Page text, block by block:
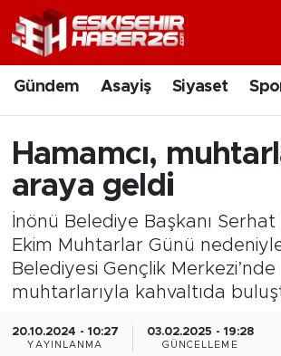
Gündem Asayiş Siyaset
Hamamcı,
araya geldi
İnönü Belediye Başkanı Serhat
Ekim Muhtarlar Günü
Belediyesi Gençlik
muhtarlarıyla kahvaltıda
20.10.2024 - 10:27
YAYINLANMA
03.02.2025 - 19:28
GÜNCELLEME
Gündem
Asayiş
Siyaset
Sağlık
Ekonomi
Eğitim
Nöbetçi Eczaneler
Hava Durumu
Trafik Durumu
Tüm Manşetler
Son Dakika Haberleri
Haber Arşivi